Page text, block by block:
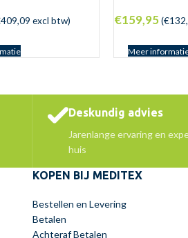
409,09 excl btw) €159,95(€
Meer
Deskundig advies
Jarenlange ervaring en
huis
KOPEN BIJ MEDITEX
Bestellen en Levering
Betalen
Achteraf Betalen